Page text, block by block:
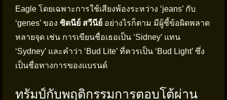
Eagle โดยเฉพาะการใช้เสียงพ้องระหว่าง ‘jeans’ กับ
‘genes’ ของ ซิดนีย์ สวีนีย์ อย่างไรก็ตาม มีผู้ชี้ข้อผิดพลาด
หลายจุด เช่น การเขียนชื่อเธอเป็น ‘Sidney’ แทน
‘Sydney’ และคำว่า ‘Bud Lite’ ที่ควรเป็น ‘Bud Light’ ซึ่ง
เป็นชื่อทางการของแบรนด์
ทรัมป์กับพฤติกรรมการตอบโต้ผ่าน